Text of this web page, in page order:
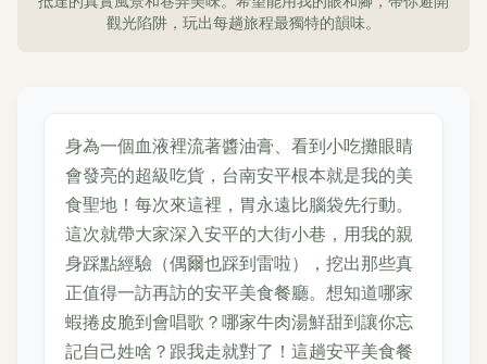
觀光陷阱，玩出每趟旅程最獨特的韻味。
身為一個血液裡流著醬油膏、看到小吃攤眼睛
會發亮的超級吃貨，台南安平根本就是我的美
食聖地！每次來這裡，胃永遠比腦袋先行動。
這次就帶大家深入安平的大街小巷，用我的親
身踩點經驗（偶爾也踩到雷啦），挖出那些真
正值得一訪再訪的安平美食餐廳。想知道哪家
蝦捲皮脆到會唱歌？哪家牛肉湯鮮甜到讓你忘
記自己姓啥？跟我走就對了！這趟安平美食餐